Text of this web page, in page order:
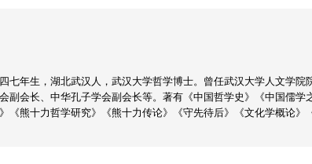
七年生，湖北武汉人，武汉大学哲学博士。曾任武汉大学人文学院
副会长、中华孔子学会副会长等。著有《中国哲学史》《中国儒
《熊十力哲学研究》《熊十力传论》《守先待后》《文化学概论》